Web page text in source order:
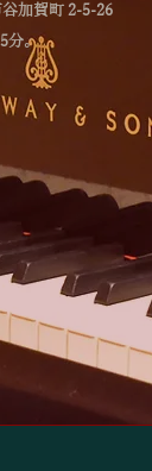
加賀町 2-5-26
分。